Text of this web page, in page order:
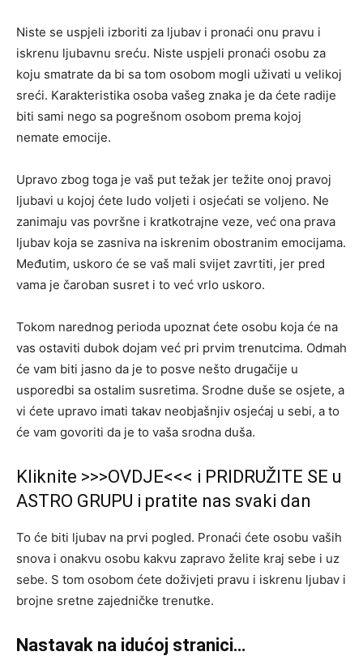
Niste se uspjeli izboriti za ljubav i pronaći onu pravu i
iskrenu ljubavnu sreću. Niste uspjeli pronaći osobu za
koju smatrate da bi sa tom osobom mogli uživati u velikoj
sreći. Karakteristika osoba vašeg znaka je da ćete radije
biti sami nego sa pogrešnom osobom prema kojoj
nemate emocije.
Upravo zbog toga je vaš put težak jer težite onoj pravoj
ljubavi u kojoj ćete ludo voljeti i osjećati se voljeno. Ne
zanimaju vas površne i kratkotrajne veze, već ona prava
ljubav koja se zasniva na iskrenim obostranim emocijama.
Međutim, uskoro će se vaš mali svijet zavrtiti, jer pred
vama je čaroban susret i to već vrlo uskoro.
Tokom narednog perioda upoznat ćete osobu koja će na
vas ostaviti dubok dojam već pri prvim trenutcima. Odmah
će vam biti jasno da je to posve nešto drugačije u
usporedbi sa ostalim susretima. Srodne duše se osjete, a
vi ćete upravo imati takav neobjašnjiv osjećaj u sebi, a to
će vam govoriti da je to vaša srodna duša.
Kliknite >>>OVDJE<<< i PRIDRUŽITE SE u
ASTRO GRUPU i pratite nas svaki dan
To će biti ljubav na prvi pogled. Pronaći ćete osobu vaših
snova i onakvu osobu kakvu zapravo želite kraj sebe i uz
sebe. S tom osobom ćete doživjeti pravu i iskrenu ljubav i
brojne sretne zajedničke trenutke.
Nastavak na idućoj stranici…